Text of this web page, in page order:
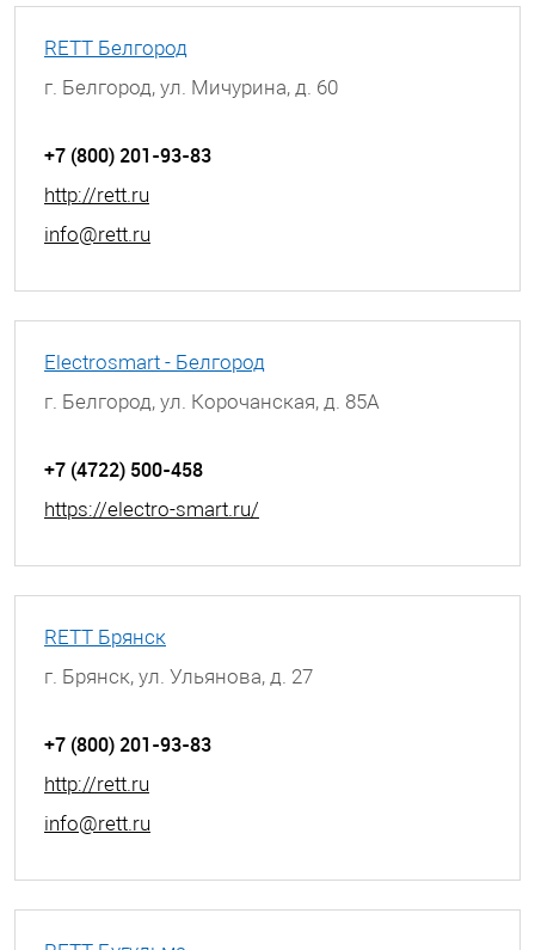
RETT Белгород
г. Белгород, ул. Мичурина, д. 60
+7 (800) 201-93-83
http://rett.ru
info@rett.ru
Electrosmart - Белгород
г. Белгород, ул. Корочанская, д. 85А
+7 (4722) 500-458
https://electro-smart.ru/
RETT Брянск
г. Брянск, ул. Ульянова, д. 27
+7 (800) 201-93-83
http://rett.ru
info@rett.ru